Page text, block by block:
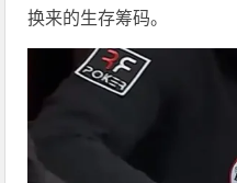
换来的生存筹码。